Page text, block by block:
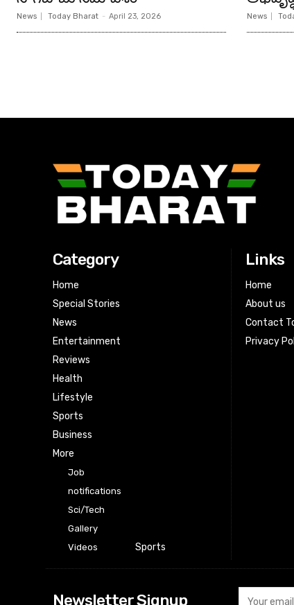
News Today Bharat - April 23, 2026 News
Category
Home
Special Stories
News
Entertainment
Reviews
Health
Lifestyle
Sports
Business
More
Job
notifications
Sci/Tech
Gallery
Videos
Sports
Links
Home
About us
Contact
Privacy
Newsletter Signup